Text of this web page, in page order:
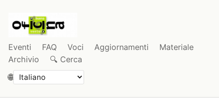
Eventi FAQ Voci Aggiornamenti
Materiale
Archivio
🔍 Cerca
🌐